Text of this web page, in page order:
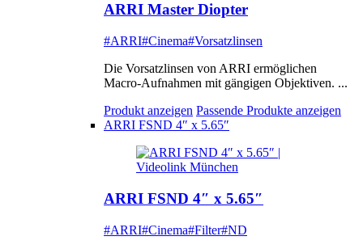
ARRI Master Diopter
#ARRI#Cinema#Vorsatzlinsen
Die Vorsatzlinsen von ARRI ermöglichen
Macro-Aufnahmen mit gängigen Objektiven. ...
Produkt anzeigen Passende Produkte anzeigen
ARRI FSND 4″ x 5.65″
ARRI FSND 4″ x 5.65″
#ARRI#Cinema#Filter#ND